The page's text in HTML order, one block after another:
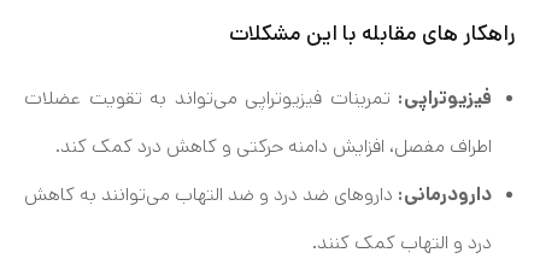
راهکار های مقابله با این مشکلات
فیزیوتراپی: تمرینات فیزیوتراپی می‌تواند به تقویت عضلات
اطراف مفصل، افزایش دامنه حرکتی و کاهش درد کمک کند.
دارودرمانی: داروهای ضد درد و ضد التهاب می‌توانند به کاهش
درد و التهاب کمک کنند.